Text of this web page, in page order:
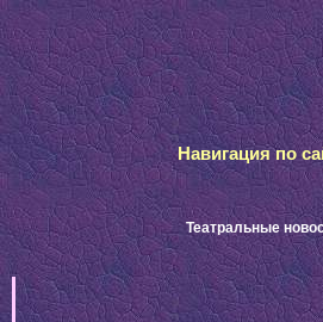
Навигация по
Театральные